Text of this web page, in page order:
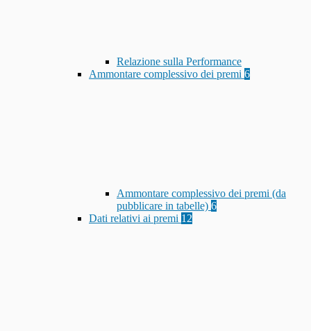
Relazione sulla Performance
Ammontare complessivo dei premi 6
Ammontare complessivo dei premi (da
pubblicare in tabelle) 6
Dati relativi ai premi 12